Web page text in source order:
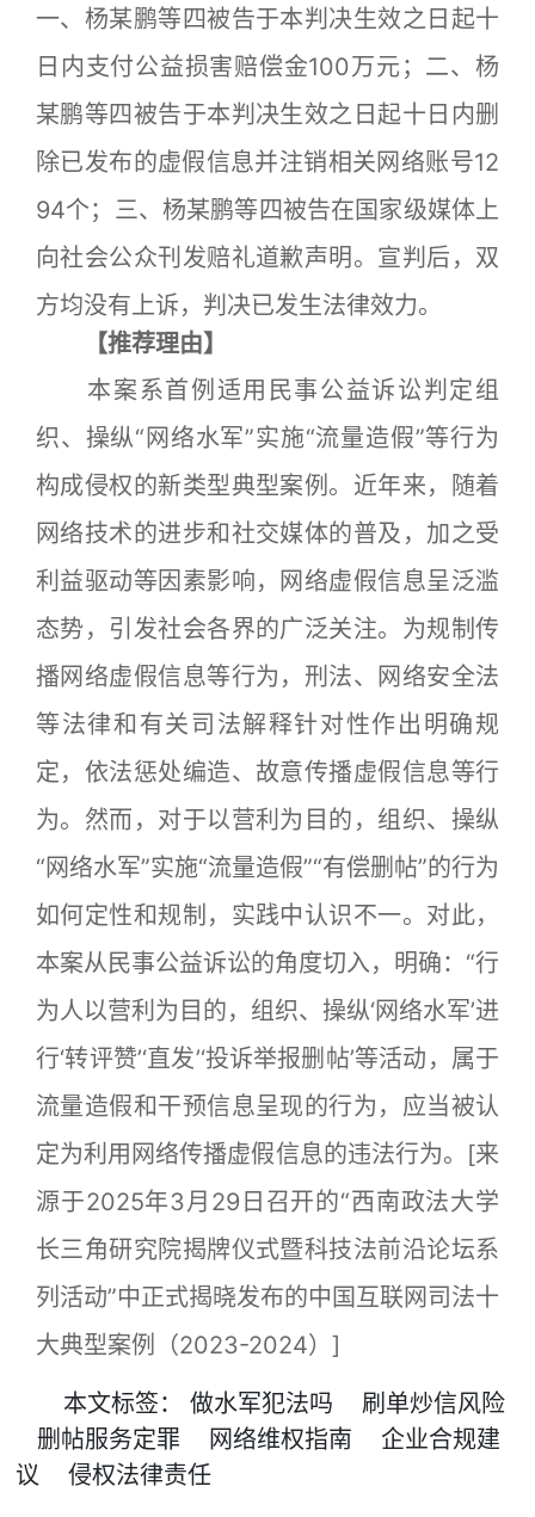
一、杨某鹏等四被告于本判决生效之日起十
日内支付公益损害赔偿金100万元；二、杨
某鹏等四被告于本判决生效之日起十日内删
除已发布的虚假信息并注销相关网络账号12
94个；三、杨某鹏等四被告在国家级媒体上
向社会公众刊发赔礼道歉声明。宣判后，双
方均没有上诉，判决已发生法律效力。
【推荐理由】
本案系首例适用民事公益诉讼判定组
织、操纵“网络水军”实施“流量造假”等行为
构成侵权的新类型典型案例。近年来，随着
网络技术的进步和社交媒体的普及，加之受
利益驱动等因素影响，网络虚假信息呈泛滥
态势，引发社会各界的广泛关注。为规制传
播网络虚假信息等行为，刑法、网络安全法
等法律和有关司法解释针对性作出明确规
定，依法惩处编造、故意传播虚假信息等行
为。然而，对于以营利为目的，组织、操纵
“网络水军”实施“流量造假”“有偿删帖”的行为
如何定性和规制，实践中认识不一。对此，
本案从民事公益诉讼的角度切入，明确：“行
为人以营利为目的，组织、操纵‘网络水军’进
行‘转评赞’‘直发’‘投诉举报删帖’等活动，属于
流量造假和干预信息呈现的行为，应当被认
定为利用网络传播虚假信息的违法行为。[来
源于2025年3月29日召开的“西南政法大学
长三角研究院揭牌仪式暨科技法前沿论坛系
列活动”中正式揭晓发布的中国互联网司法十
大典型案例（2023-2024）]
本文标签： 做水军犯法吗
刷单炒信风险
删帖服务定罪
网络维权指南
企业合规建
议
侵权法律责任